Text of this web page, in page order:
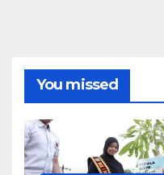
You missed